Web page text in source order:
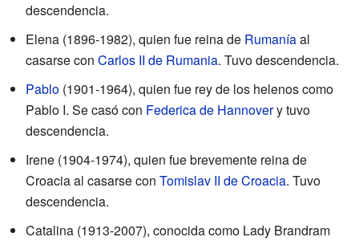
descendencia.
Elena (1896-1982), quien fue reina de Rumaníaal
casarse con Carlos II de Rumania. Tuvo descendencia.
Pablo (1901-1964), quien fue rey de los helenos como
Pablo I. Se casó con Federica de Hannovery tuvo
descendencia.
Irene (1904-1974), quien fue brevemente reina de
Croacia al casarse con Tomislav II de Croacia. Tuvo
descendencia.
Catalina (1913-2007), conocida como Lady Brandram